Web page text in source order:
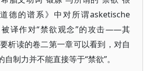
德的谱系》中对所谓asketische
译作对“禁欲观念”的攻击——其
析读的卷二第一章可以看到，对自
自制力并不能直接等于“禁欲”。